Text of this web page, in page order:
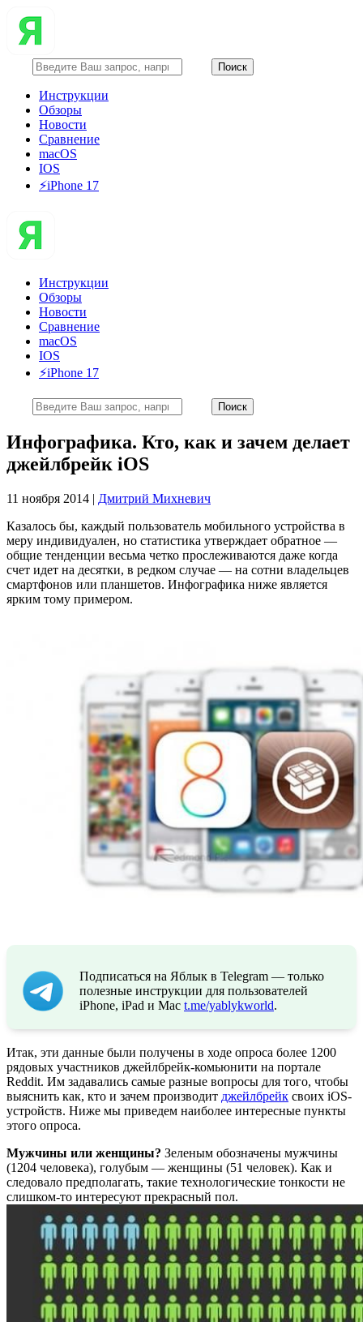
Инструкции
Обзоры
Новости
Сравнение
macOS
IOS
⚡️iPhone 17
Инструкции
Обзоры
Новости
Сравнение
macOS
IOS
⚡️iPhone 17
Инфографика. Кто, как и зачем делает
джейлбрейк iOS
11 ноября 2014 | Дмитрий Михневич
Казалось бы, каждый пользователь мобильного устройства в
меру индивидуален, но статистика утверждает обратное —
общие тенденции весьма четко прослеживаются даже когда
счет идет на десятки, в редком случае — на сотни владельцев
смартфонов или планшетов. Инфографика ниже является
ярким тому примером.
Подписаться на Яблык в Telegram — только
полезные инструкции для пользователей
iPhone, iPad и Mac t.me/yablykworld.
Итак, эти данные были получены в ходе опроса более 1200
рядовых участников джейлбрейк-комьюнити на портале
Reddit. Им задавались самые разные вопросы для того, чтобы
выяснить как, кто и зачем производит джейлбрейк своих iOS-
устройств. Ниже мы приведем наиболее интересные пункты
этого опроса.
Мужчины или женщины? Зеленым обозначены мужчины
(1204 человека), голубым — женщины (51 человек). Как и
следовало предполагать, такие технологические тонкости не
слишком-то интересуют прекрасный пол.